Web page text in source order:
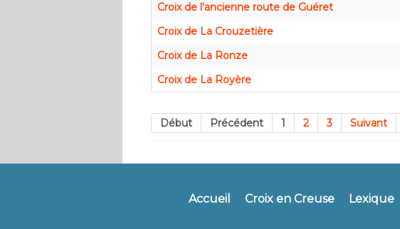
Croix de l'ancienne route de Guéret
Croix de La Crouzetière
Croix de La Ronze
Croix de La Royère
Début Précédent 1 2 3 Suivant
Accueil Croix en Creuse Lexique